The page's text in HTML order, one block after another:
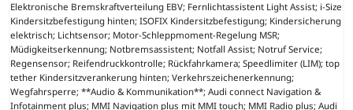
Elektronische Bremskraftverteilung EBV; Fernlichtassistent Light Assist; i-Size
Kindersitzbefestigung hinten; ISOFIX Kindersitzbefestigung; Kindersicherung
elektrisch; Lichtsensor; Motor-Schleppmoment-Regelung MSR;
Müdigkeitserkennung; Notbremsassistent; Notfall Assist; Notruf Service;
Regensensor; Reifendruckkontrolle; Rückfahrkamera; Speedlimiter (LIM); top
tether Kindersitzverankerung hinten; Verkehrszeichenerkennung;
Wegfahrsperre; **Audio & Kommunikation**; Audi connect Navigation &
Infotainment plus; MMI Navigation plus mit MMI touch; MMI Radio plus; Audi